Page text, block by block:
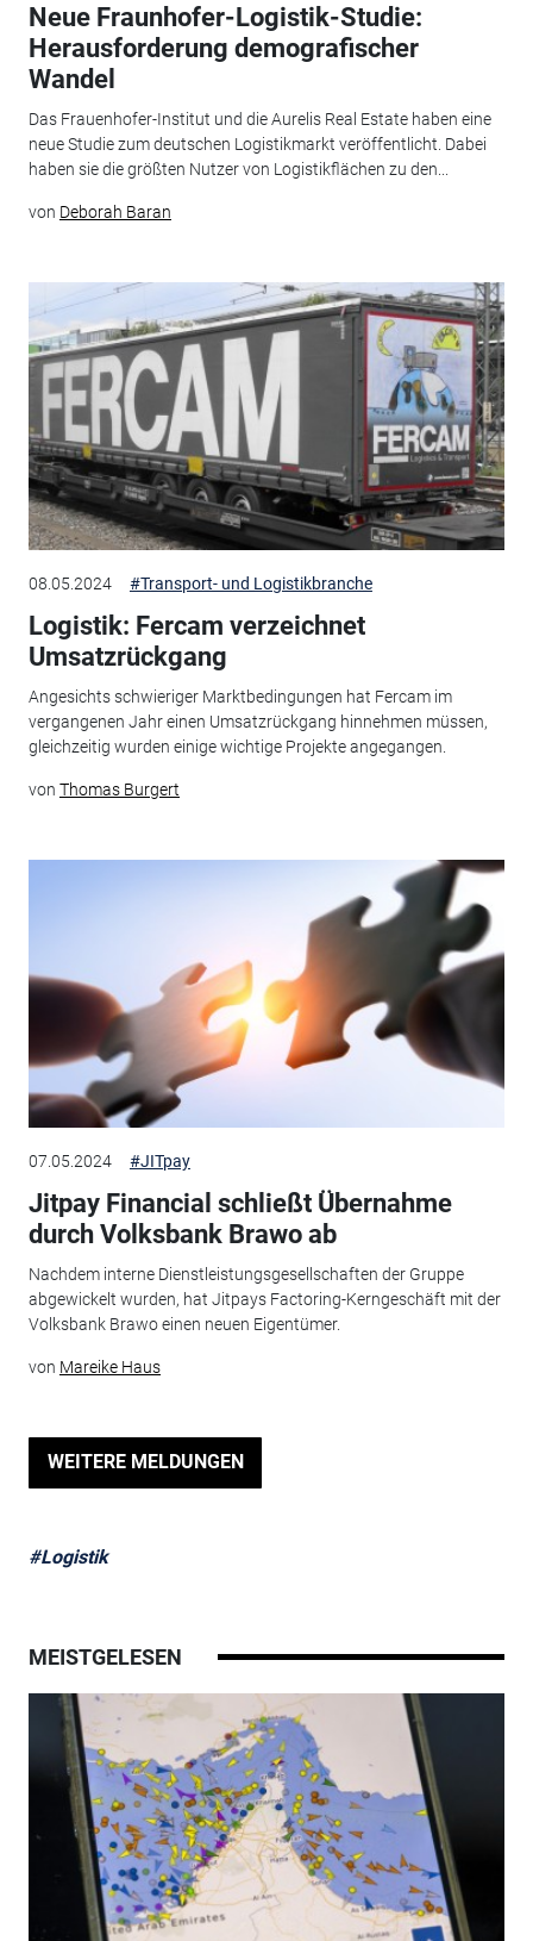
Neue Fraunhofer-Logistik-Studie:
Herausforderung demografischer
Wandel
Das Frauenhofer-Institut und die Aurelis Real Estate haben eine
neue Studie zum deutschen Logistikmarkt veröffentlicht. Dabei
haben sie die größten Nutzer von Logistikflächen zu den...
von Deborah Baran
08.05.2024 #Transport- und Logistikbranche
Logistik: Fercam verzeichnet
Umsatzrückgang
Angesichts schwieriger Marktbedingungen hat Fercam im
vergangenen Jahr einen Umsatzrückgang hinnehmen müssen,
gleichzeitig wurden einige wichtige Projekte angegangen.
von Thomas Burgert
07.05.2024 #JITpay
Jitpay Financial schließt Übernahme
durch Volksbank Brawo ab
Nachdem interne Dienstleistungsgesellschaften der Gruppe
abgewickelt wurden, hat Jitpays Factoring-Kerngeschäft mit der
Volksbank Brawo einen neuen Eigentümer.
von Mareike Haus
WEITERE MELDUNGEN
#Logistik
MEISTGELESEN